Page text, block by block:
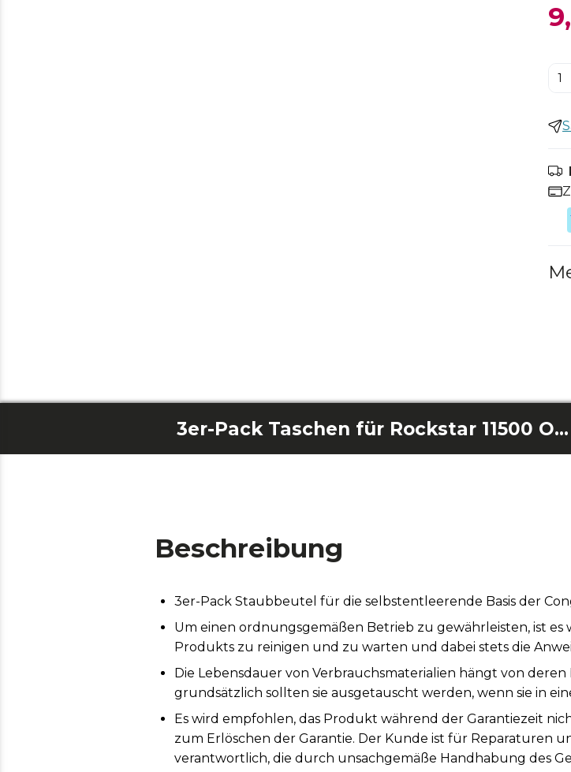
3er-Pack Taschen für Rockstar 11500 Odyssey Station Connected IA Conga
Beschreibung
3er-Pack Staubbeutel für die selbstentleerende Basis der
Um einen ordnungsgemäßen Betrieb zu gewährleisten, ist
Produkts zu reinigen und zu warten und dabei stets die
Die Lebensdauer von Verbrauchsmaterialien hängt von
grundsätzlich sollten sie ausgetauscht werden, wenn sie in
Es wird empfohlen, das Produkt während der Garantiezeit
zum Erlöschen der Garantie. Der Kunde ist für Reparaturen
verantwortlich, die durch unsachgemäße Handhabung des